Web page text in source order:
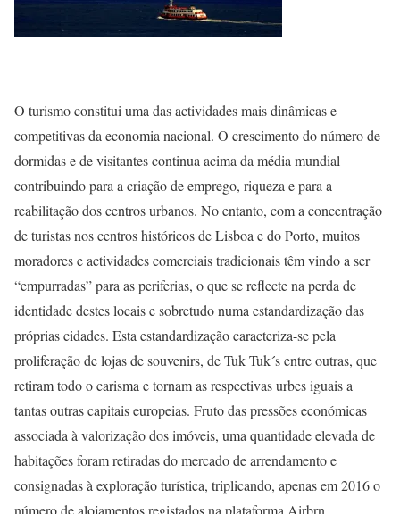
O turismo constitui uma das actividades mais dinâmicas e
competitivas da economia nacional. O crescimento do número de
dormidas e de visitantes continua acima da média mundial
contribuindo para a criação de emprego, riqueza e para a
reabilitação dos centros urbanos. No entanto, com a concentração
de turistas nos centros históricos de Lisboa e do Porto, muitos
moradores e actividades comerciais tradicionais têm vindo a ser
“empurradas” para as periferias, o que se reflecte na perda de
identidade destes locais e sobretudo numa estandardização das
próprias cidades. Esta estandardização caracteriza-se pela
proliferação de lojas de souvenirs, de Tuk Tuk´s entre outras, que
retiram todo o carisma e tornam as respectivas urbes iguais a
tantas outras capitais europeias. Fruto das pressões económicas
associada à valorização dos imóveis, uma quantidade elevada de
habitações foram retiradas do mercado de arrendamento e
consignadas à exploração turística, triplicando, apenas em 2016 o
número de alojamentos registados na plataforma Airbrn.